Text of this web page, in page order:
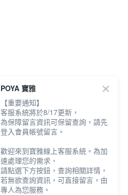
POYA 寶雅
【重要通知】
客服系統將於8/17更新，
為保障留言資訊可保留查詢，請先
登入會員帳號留言。
歡迎來到寶雅線上客服系統。為加
速處理您的需求，
請點選下方按鈕，查詢相關詳情，
若無欲查詢資訊，可直接留言，由
專人為您服務。